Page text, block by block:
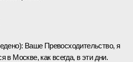
): Ваше Превосходительство, я
в Москве, как всегда, в эти дни.